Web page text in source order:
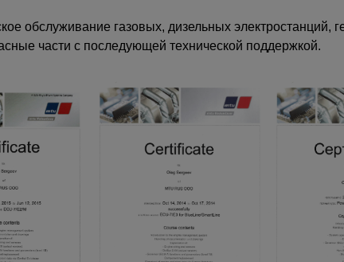
обслуживание газовых, дизельных электростанций,
части с последующей технической поддержкой.